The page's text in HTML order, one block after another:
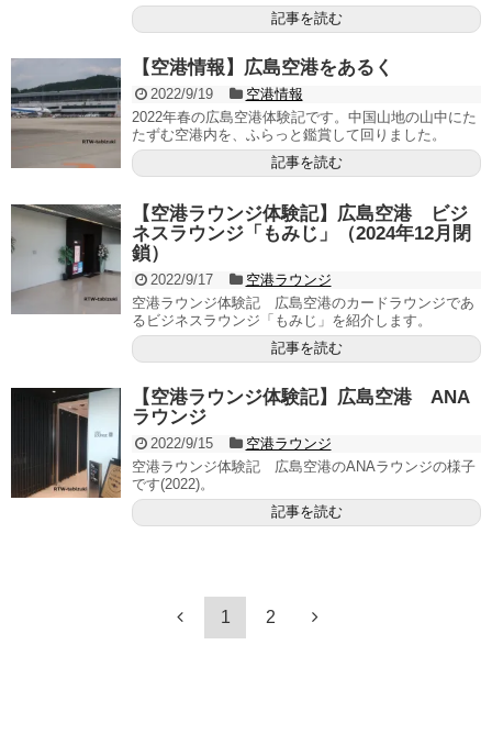
記事を読む
【空港情報】広島空港をあるく
2022/9/19
空港情報
2022年春の広島空港体験記です。中国山地の山中にた
たずむ空港内を、ふらっと鑑賞して回りました。
記事を読む
【空港ラウンジ体験記】広島空港 ビジ
ネスラウンジ「もみじ」（2024年12月閉
鎖）
2022/9/17
空港ラウンジ
空港ラウンジ体験記 広島空港のカードラウンジであ
るビジネスラウンジ「もみじ」を紹介します。
記事を読む
【空港ラウンジ体験記】広島空港 ANA
ラウンジ
2022/9/15
空港ラウンジ
空港ラウンジ体験記 広島空港のANAラウンジの様子
です(2022)。
記事を読む
1 2